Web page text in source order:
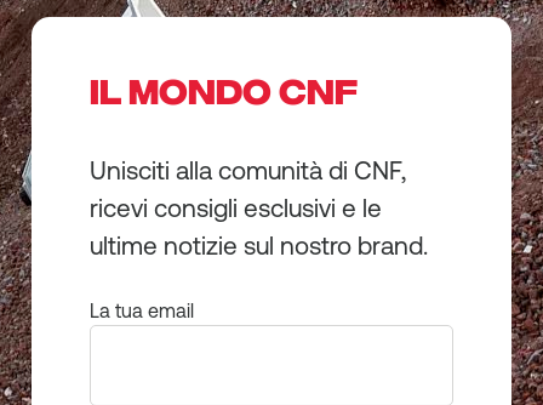
IL MONDO CNF
Unisciti alla comunità di CNF,
ricevi consigli esclusivi e le
ultime notizie sul nostro brand.
La tua email